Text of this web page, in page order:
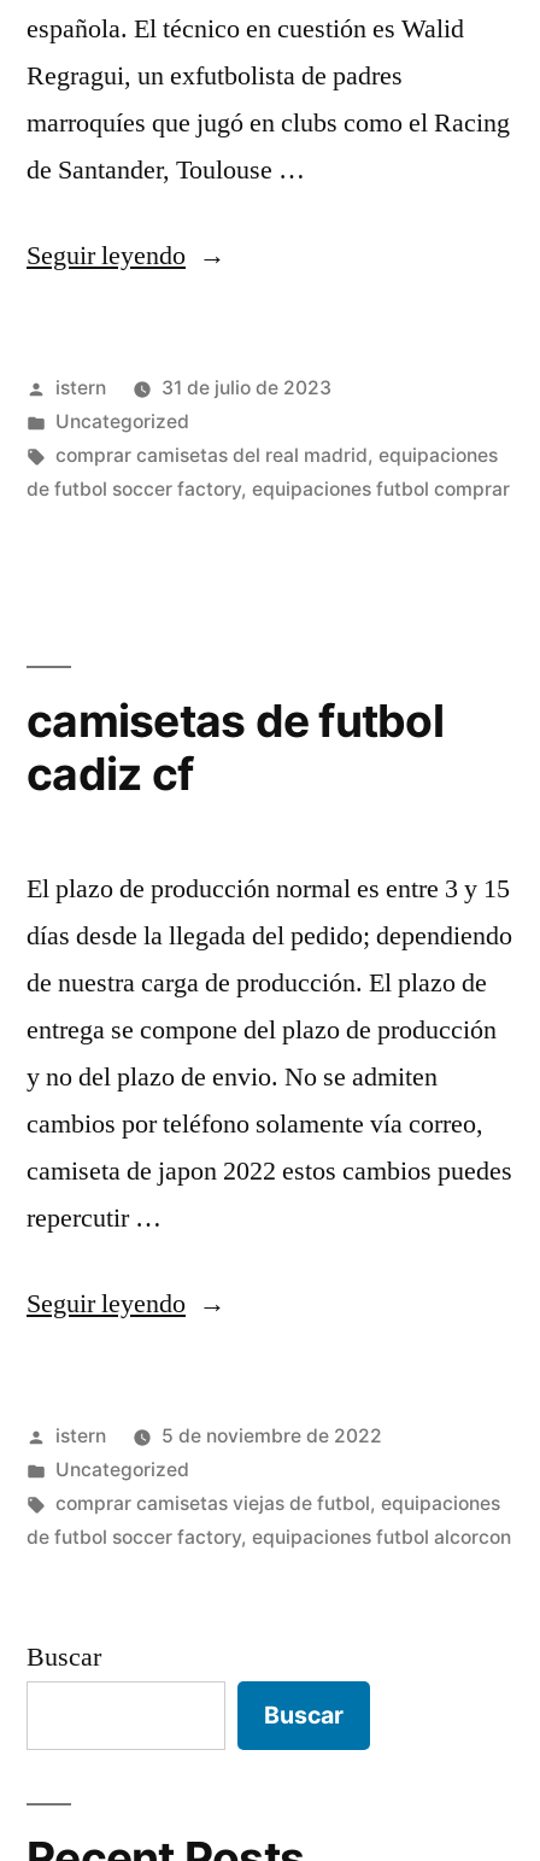
española. El técnico en cuestión es Walid
Regragui, un exfutbolista de padres
marroquíes que jugó en clubs como el Racing
de Santander, Toulouse …
Seguir leyendo«camisetas
2019»
Publicado
por
istern
31 de julio de 2023
Publicado
en
Uncategorized
Etiquetas:
comprar camisetas del real madrid, equipaciones
de futbol soccer factory, equipaciones futbol comprar
camisetas de futbol
cadiz cf
El plazo de producción normal es entre 3 y 15
días desde la llegada del pedido; dependiendo
de nuestra carga de producción. El plazo de
entrega se compone del plazo de producción
y no del plazo de envio. No se admiten
cambios por teléfono solamente vía correo,
camiseta de japon 2022 estos cambios puedes
repercutir …
Seguir leyendo«camisetas
cadiz
cf»
Publicado
por
istern
5 de noviembre de 2022
Publicado
en
Uncategorized
Etiquetas:
comprar camisetas viejas de futbol, equipaciones
de futbol soccer factory, equipaciones futbol alcorcon
Buscar
Buscar